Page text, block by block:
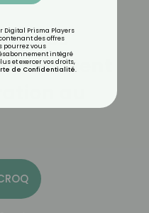
: ces
sabotent
au
Digital Prisma Players
des offres
pourrez vous
intégré
et exercer vos droits,
de Confidentialité.